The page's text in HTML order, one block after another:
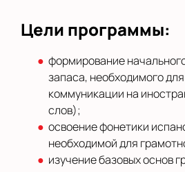
Цели программы:
формирование
запаса, необходимого
коммуникации на
слов);
освоение фонетики
необходимой для
изучение базовых основ